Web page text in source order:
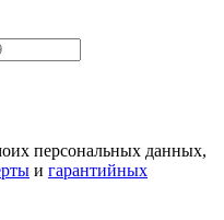
персональных данных,
и гарантийных